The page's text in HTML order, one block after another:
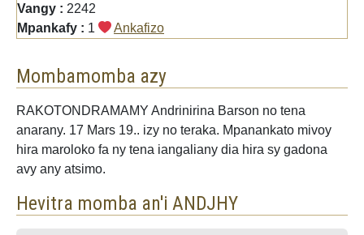
Vangy : 2242
Mpankafy : 1 Ankafizo
Mombamomba azy
RAKOTONDRAMAMY Andrinirina Barson no tena
anarany. 17 Mars 19.. izy no teraka. Mpanankato mivoy
hira maroloko fa ny tena iangaliany dia hira sy gadona
avy any atsimo.
Hevitra momba an'i ANDJHY